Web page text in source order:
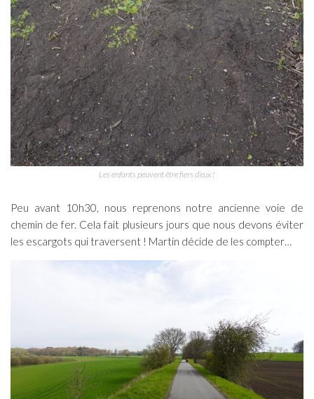
Les enfants peuvent être fiers d’eux !
Peu avant 10h30, nous reprenons notre ancienne voie de
chemin de fer. Cela fait plusieurs jours que nous devons éviter
les escargots qui traversent ! Martin décide de les compter…